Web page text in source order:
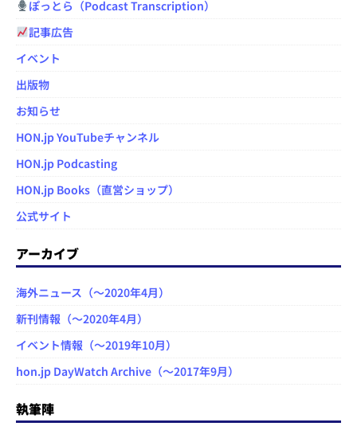
ぽっとら（Podcast Transcription）
記事広告
イベント
出版物
お知らせ
HON.jp YouTubeチャンネル
HON.jp Podcasting
HON.jp Books（直営ショップ）
公式サイト
アーカイブ
海外ニュース（～2020年4月）
新刊情報（～2020年4月）
イベント情報（～2019年10月）
hon.jp DayWatch Archive（～2017年9月）
執筆陣